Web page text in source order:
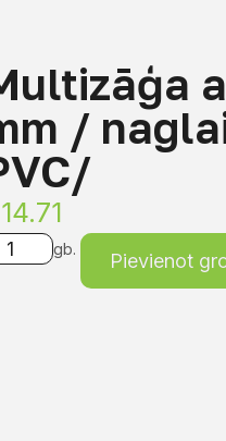
/
14.71
gb.
Pievienot